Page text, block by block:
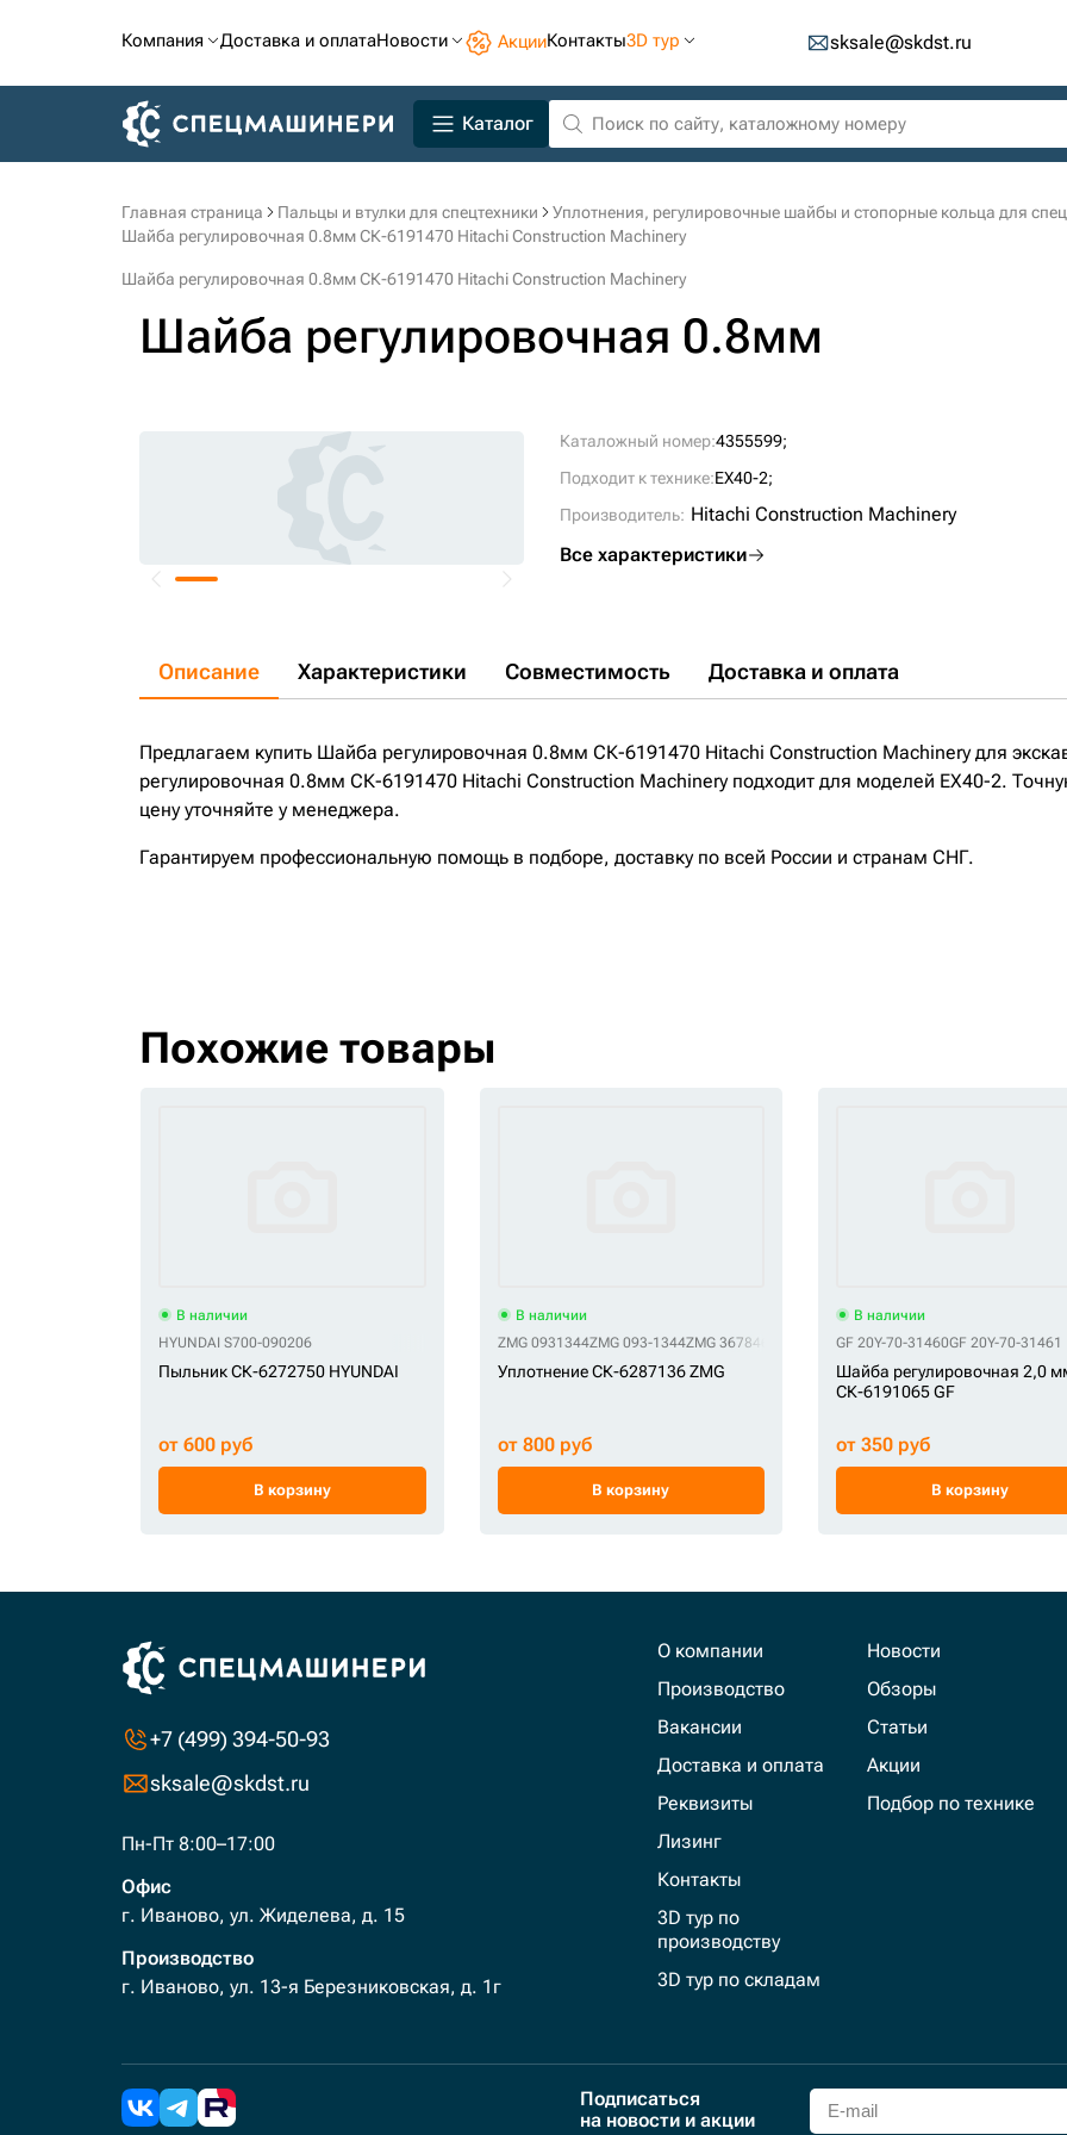
Компания Доставка и оплатаНовости АкцииКонтакты3D тур sksale@skdst.ru
Каталог
Главная страница Пальцы и втулки для спецтехники
Уплотнения, регулировочные шайбы и стопорные кольца для
Шайба регулировочная 0.8мм СК-6191470 Hitachi Construction Machinery
Шайба регулировочная 0.8мм СК-6191470 Hitachi Construction Machinery
Шайба регулировочная 0.8мм
Каталожный номер:4355599;
Подходит к технике:EX40-2;
Производитель: Hitachi Construction Machinery
Все характеристики
Описание Характеристики Совместимость Доставка и оплата
Предлагаем купить Шайба регулировочная 0.8мм СК-6191470 Hitachi Construction Machinery для
регулировочная 0.8мм СК-6191470 Hitachi Construction Machinery подходит для моделей EX40-2.
цену уточняйте у менеджера.
Гарантируем профессиональную помощь в подборе, доставку по всей России и странам СНГ.
Похожие товары
В наличии
HYUNDAI S700-090206
Пыльник СК-6272750 HYUNDAI
от 600 руб
В корзину
В наличии
ZMG 0931344ZMG 093-1344ZMG 3678467 ZMG 367-8467ZMG E161-3051
Уплотнение СК-6287136 ZMG
от 800 руб
В корзину
В наличии
GF 20Y-70-31460GF 20Y-70-31461
Шайба регулировочная 2,0
СК-6191065 GF
от 350 руб
В корзину
+7 (499) 394-50-93
sksale@skdst.ru
Пн-Пт 8:00–17:00
Офис
г. Иваново, ул. Жиделева, д. 15
Производство
г. Иваново, ул. 13-я Березниковская, д. 1г
О компании
Производство
Вакансии
Доставка и оплата
Реквизиты
Лизинг
Контакты
3D тур по
производству
3D тур по складам
Новости
Обзоры
Статьи
Акции
Подбор по технике
Подписаться
на новости и акции